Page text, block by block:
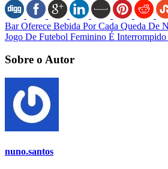
Bar Oferece Bebida Por Cada Queda De
Jogo De Futebol Feminino É
Sobre o Autor
nuno.santos